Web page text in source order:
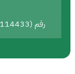
رقم (44114433/ق/1444هـ) وتاريخ (21/10/1444هـ)